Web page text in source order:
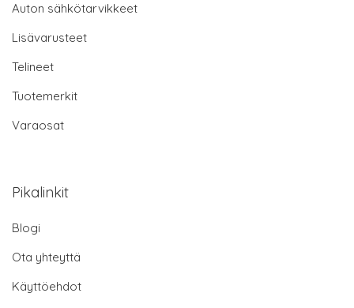
Auton sähkötarvikkeet
Lisävarusteet
Telineet
Tuotemerkit
Varaosat
Pikalinkit
Blogi
Ota yhteyttä
Käyttöehdot